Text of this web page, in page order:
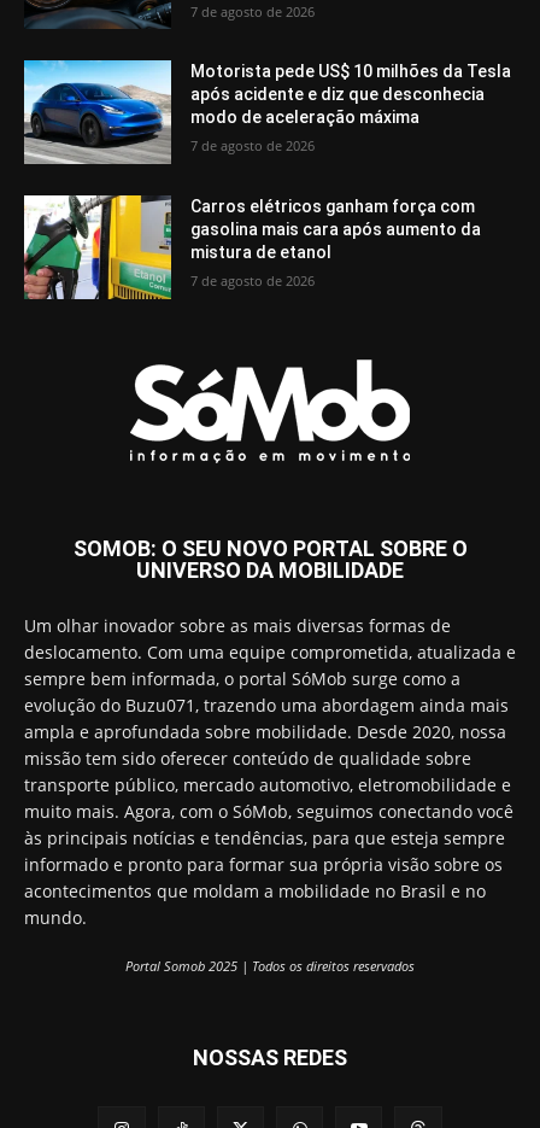
7 de agosto de 2026
Motorista pede US$ 10 milhões da Tesla
após acidente e diz que desconhecia
modo de aceleração máxima
7 de agosto de 2026
Carros elétricos ganham força com
gasolina mais cara após aumento da
mistura de etanol
7 de agosto de 2026
SOMOB: O SEU NOVO PORTAL SOBRE O
UNIVERSO DA MOBILIDADE
Um olhar inovador sobre as mais diversas formas de
deslocamento. Com uma equipe comprometida, atualizada e
sempre bem informada, o portal SóMob surge como a
evolução do Buzu071, trazendo uma abordagem ainda mais
ampla e aprofundada sobre mobilidade. Desde 2020, nossa
missão tem sido oferecer conteúdo de qualidade sobre
transporte público, mercado automotivo, eletromobilidade e
muito mais. Agora, com o SóMob, seguimos conectando você
às principais notícias e tendências, para que esteja sempre
informado e pronto para formar sua própria visão sobre os
acontecimentos que moldam a mobilidade no Brasil e no
mundo.
Portal Somob 2025 | Todos os direitos reservados
NOSSAS REDES